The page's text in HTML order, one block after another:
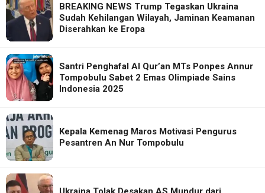
BREAKING NEWS Trump Tegaskan Ukraina
Sudah Kehilangan Wilayah, Jaminan Keamanan
Diserahkan ke Eropa
Santri Penghafal Al Qur’an MTs Ponpes Annur
Tompobulu Sabet 2 Emas Olimpiade Sains
Indonesia 2025
Kepala Kemenag Maros Motivasi Pengurus
Pesantren An Nur Tompobulu